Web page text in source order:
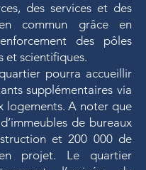
des services et des
commun grâce en
des pôles
et scientifiques.
pourra accueillir
supplémentaires via
logements. A noter que
de bureaux
et 200 000 de
projet. Le quartier